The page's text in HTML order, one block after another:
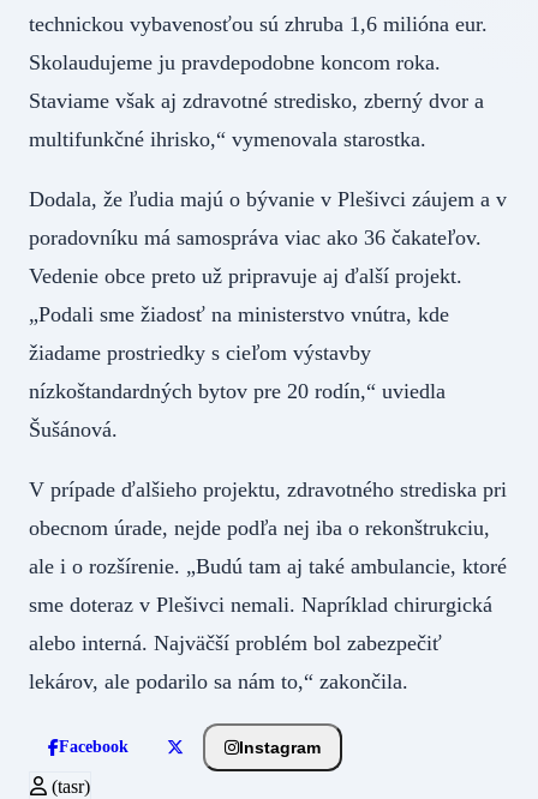
technickou vybavenosťou sú zhruba 1,6 milióna eur.
Skolaudujeme ju pravdepodobne koncom roka.
Staviame však aj zdravotné stredisko, zberný dvor a
multifunkčné ihrisko,“ vymenovala starostka.
Dodala, že ľudia majú o bývanie v Plešivci záujem a v
poradovníku má samospráva viac ako 36 čakateľov.
Vedenie obce preto už pripravuje aj ďalší projekt.
„Podali sme žiadosť na ministerstvo vnútra, kde
žiadame prostriedky s cieľom výstavby
nízkoštandardných bytov pre 20 rodín,“ uviedla
Šušánová.
V prípade ďalšieho projektu, zdravotného strediska pri
obecnom úrade, nejde podľa nej iba o rekonštrukciu,
ale i o rozšírenie. „Budú tam aj také ambulancie, ktoré
sme doteraz v Plešivci nemali. Napríklad chirurgická
alebo interná. Najväčší problém bol zabezpečiť
lekárov, ale podarilo sa nám to,“ zakončila.
Facebook Instagram
(tasr)